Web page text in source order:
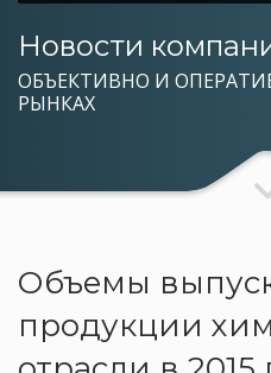
Новости
ОБЪЕКТИВНО И
РЫНКАХ
Объемы
продукции